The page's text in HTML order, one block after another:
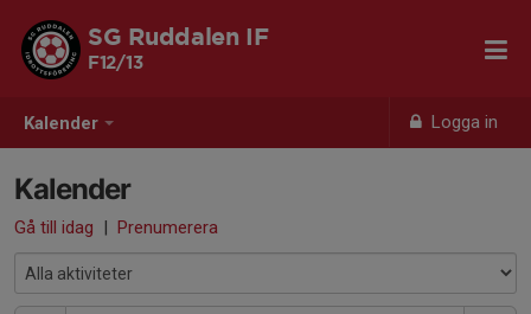
Kalender Logga in
SG Ruddalen IF
F12/13
Kalender
Gå till idag | Prenumerera